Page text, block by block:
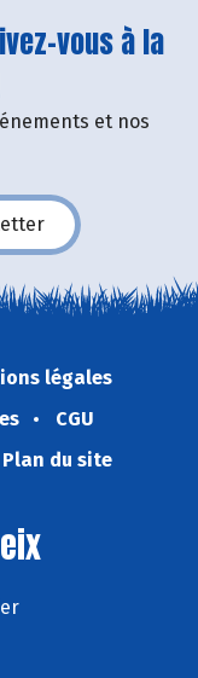
vous à la
et nos
légales
CGU
Plan du site